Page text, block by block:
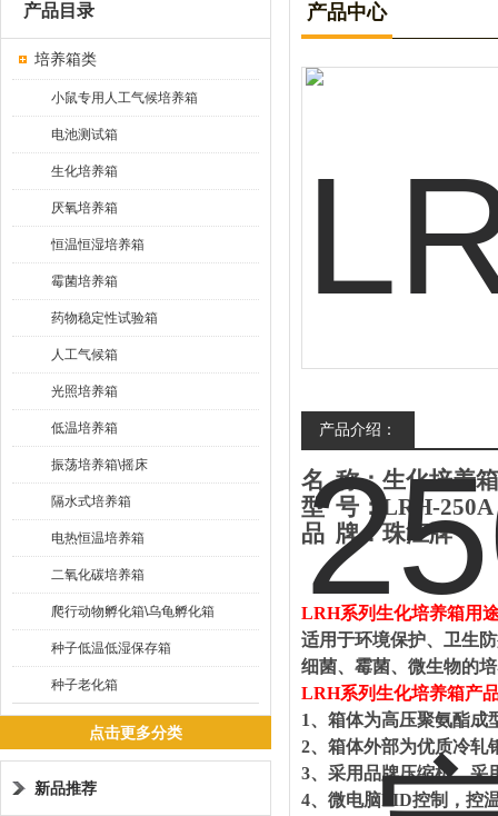
产品目录
培养箱类
小鼠专用人工气候培养箱
电池测试箱
生化培养箱
厌氧培养箱
恒温恒湿培养箱
霉菌培养箱
药物稳定性试验箱
人工气候箱
光照培养箱
低温培养箱
振荡培养箱\摇床
隔水式培养箱
电热恒温培养箱
二氧化碳培养箱
爬行动物孵化箱\乌龟孵化箱
种子低温低湿保存箱
种子老化箱
点击更多分类
新品推荐
产品中心
产品介绍：
名 称：生化培养箱
型 号： LRH-250A
品 牌：珠江牌
LRH系列生化培养箱用
适用于环境保护、卫生
细菌、霉菌、微生物的
LRH系列生化培养箱产
1、箱体为高压聚氨酯成
2、箱体外部为优质冷轧
3、采用品牌压缩机，采
4、微电脑PID控制，控